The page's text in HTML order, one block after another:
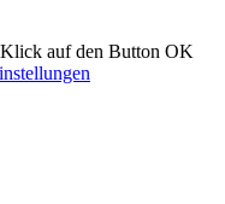
auf den Button OK